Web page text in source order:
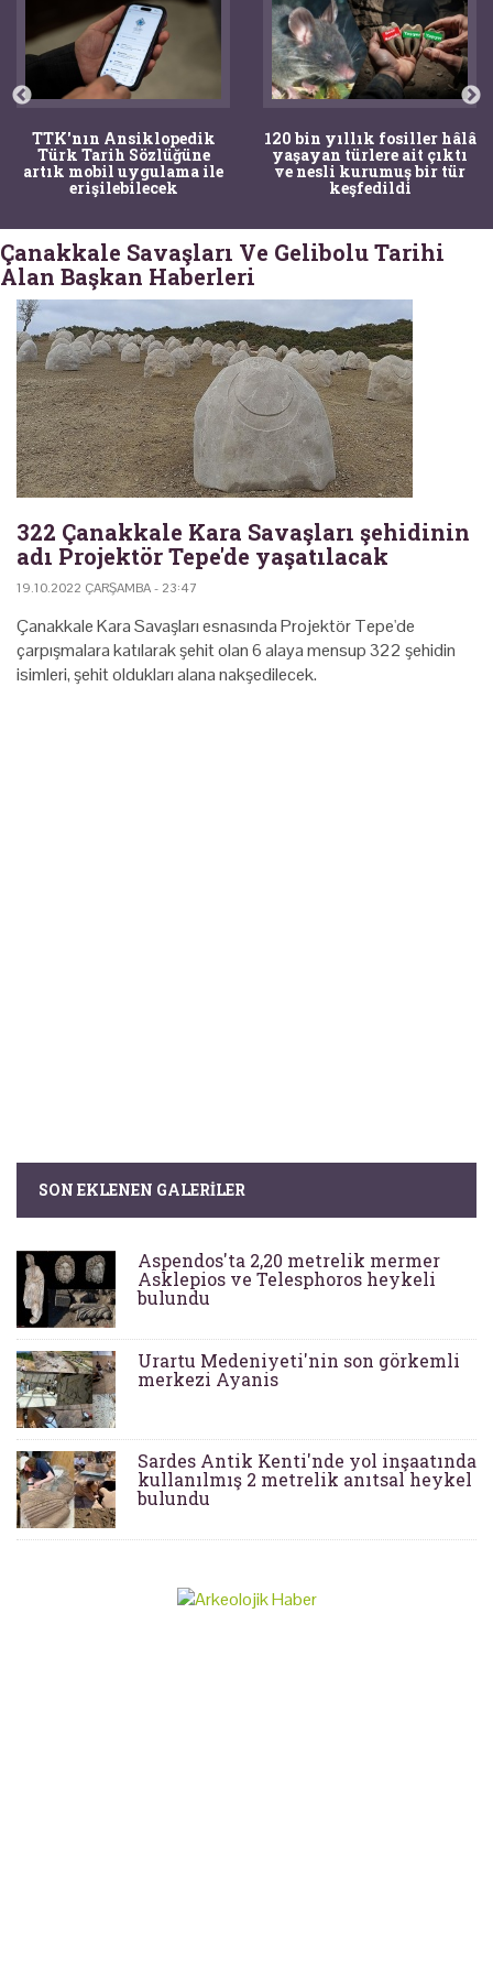
TTK'nın Ansiklopedik
Türk Tarih Sözlüğüne
artık mobil uygulama ile
erişilebilecek
120 bin yıllık fosiller hâlâ
yaşayan türlere ait çıktı
ve nesli kurumuş bir tür
keşfedildi
Çanakkale Savaşları Ve Gelibolu Tarihi
Alan Başkan Haberleri
322 Çanakkale Kara Savaşları şehidinin
adı Projektör Tepe'de yaşatılacak
19.10.2022 ÇARŞAMBA - 23:47
Çanakkale Kara Savaşları esnasında Projektör Tepe'de
çarpışmalara katılarak şehit olan 6 alaya mensup 322 şehidin
isimleri, şehit oldukları alana nakşedilecek.
SON EKLENEN GALERILER
Aspendos'ta 2,20 metrelik mermer
Asklepios ve Telesphoros heykeli
bulundu
Urartu Medeniyeti'nin son görkemli
merkezi Ayanis
Sardes Antik Kenti'nde yol inşaatında
kullanılmış 2 metrelik anıtsal heykel
bulundu